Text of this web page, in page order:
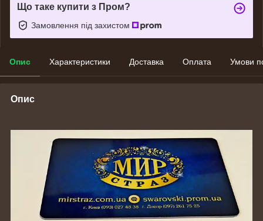
Що таке купити з Пром?
Замовлення під захистом
Опис Характеристики Доставка Оплата Умови
Опис